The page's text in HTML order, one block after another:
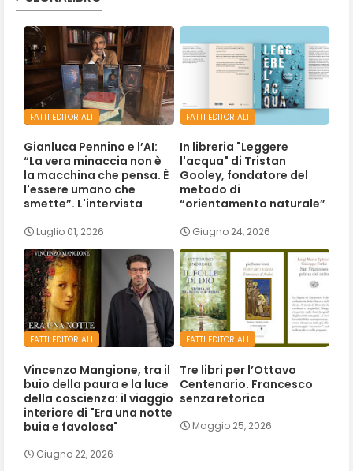
FATTI EDITORIALI
Gianluca Pennino e l’AI:
“La vera minaccia non è
la macchina che pensa. È
l'essere umano che
smette”. L'intervista
Luglio 01, 2026
FATTI EDITORIALI
In libreria "Leggere
l'acqua" di Tristan
Gooley, fondatore del
metodo di
“orientamento naturale”
Giugno 24, 2026
FATTI EDITORIALI
Vincenzo Mangione, tra il
buio della paura e la luce
della coscienza: il viaggio
interiore di "Era una notte
buia e favolosa"
Giugno 22, 2026
FATTI EDITORIALI
Tre libri per l’Ottavo
Centenario. Francesco
senza retorica
Maggio 25, 2026